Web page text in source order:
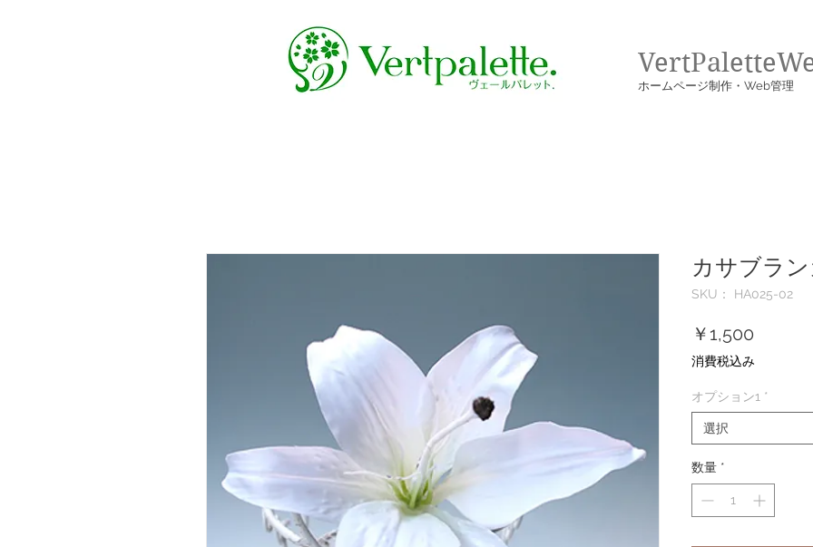
​ホームページ制作・Web管理
カサブラ
SKU： HA025-02
￥1,500
消費税込み
オプション1 *
選択
数量 *